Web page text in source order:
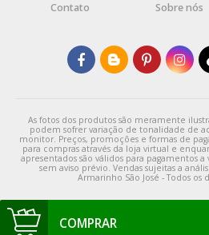
COMPRAR
Contato Sobre nós
As fotos dos produtos são meramente
podem sofrer variação de tonalidade de
monitor. Preços, promoções e formas de
para compras através da loja virtual e
apresentados são válidos para pagamentos
sem aviso prévio. Vendas sujeitas a
Armarinho São José - Todos os